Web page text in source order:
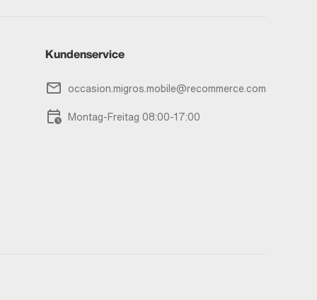
Kundenservice
occasion.migros.mobile@recommerce.com
Montag-Freitag 08:00-17:00